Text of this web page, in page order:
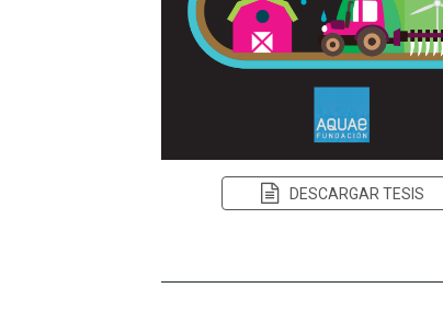
DESCARGAR TESIS